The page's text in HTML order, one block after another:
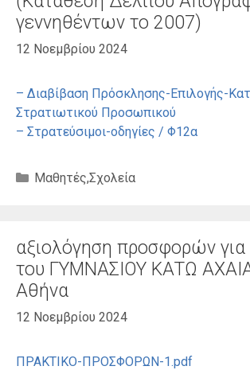
γεννηθέντων το 2007)
12 Νοεμβρίου 2024
– Διαβίβαση Πρόσκλησης-Επιλογής-
Στρατιωτικού Προσωπικού
– Στρατεύσιμοι-οδηγίες / Φ12α
Κατηγορίες
Μαθητές,Σχολεία
αξιολόγηση προσφορών για
του ΓΥΜΝΑΣΙΟΥ ΚΑΤΩ
Αθήνα
12 Νοεμβρίου 2024
ΠΡΑΚΤΙΚΟ-ΠΡΟΣΦΟΡΩΝ-1.pdf